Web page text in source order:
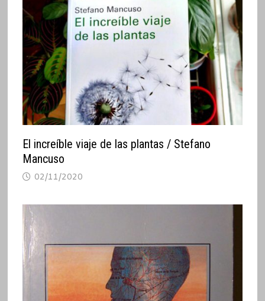
El increíble viaje de las plantas / Stefano
Mancuso
02/11/2020